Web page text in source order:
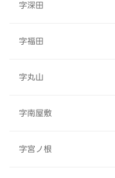
字深田
字福田
字丸山
字南屋敷
字宮ノ根